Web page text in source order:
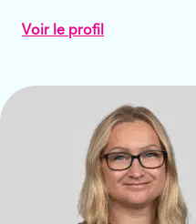
Voir le profil